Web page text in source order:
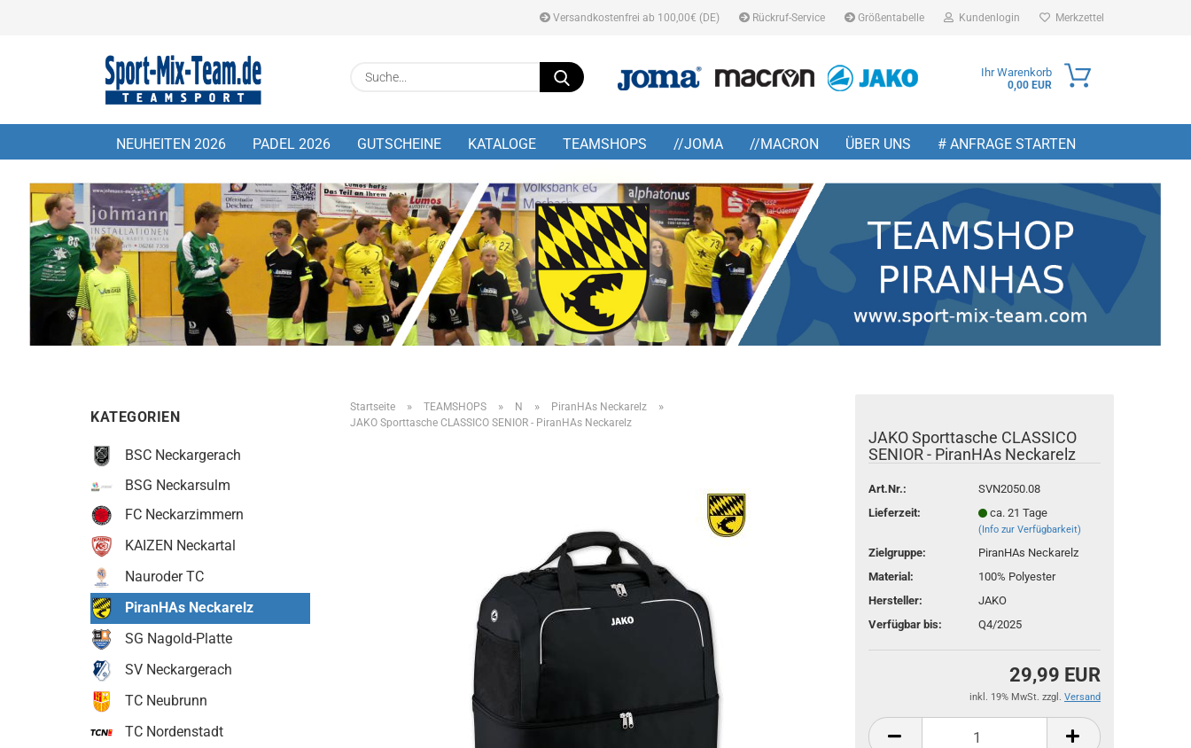
Versandkostenfrei ab 100,00€ (DE) Rückruf-Service Größentabelle Kundenlogin
Passwort
Konto erstellen
Passwort vergessen?
Merkzettel
Suche... Ihr Warenkorb
0,00 EUR
NEUHEITEN 2026 PADEL 2026 GUTSCHEINE KATALOGE TEAMSHOPS //JOMA //MACRON ÜBER UNS # ANFRAGE STARTEN
Startseite » TEAMSHOPS » N » PiranHAs Neckarelz »
JAKO Sporttasche CLASSICO SENIOR - PiranHAs Neckarelz
JAKO Sporttasche CLASSICO
SENIOR - PiranHAs Neckarelz
Art.Nr.:
SVN2050.08
Lieferzeit:
ca. 21 Tage
(Info zur Verfügbarkeit)
Zielgruppe:
PiranHAs Neckarelz
Material:
100% Polyester
Hersteller:
JAKO
Verfügbar bis:
Q4/2025
29,99 EUR
inkl. 19% MwSt. zzgl. Versand
KATEGORIEN
BSC Neckargerach
BSG Neckarsulm
FC Neckarzimmern
KAIZEN Neckartal
Nauroder TC
PiranHAs Neckarelz
SG Nagold-Platte
SV Neckargerach
TC Neubrunn
TC Nordenstadt